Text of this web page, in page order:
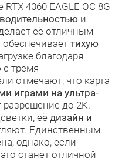
4060 EAGLE OC 8G
и
её отличным
тихую
благодаря
тремя
отмечают, что карта
играми на ультра-
до 2K.
её дизайн и
Единственным
однако, если
станет отличной